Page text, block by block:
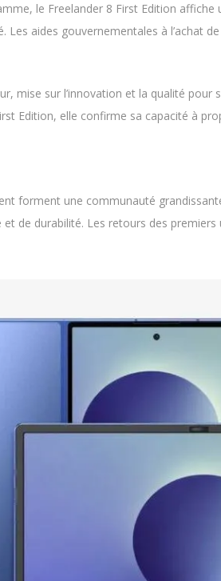
le Freelander 8 First Edition
aides gouvernementales à l’achat
mise sur l’innovation et la qualité
Edition, elle confirme sa capacité à
forment une communauté
de durabilité. Les retours des